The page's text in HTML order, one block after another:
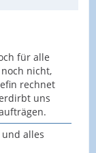
für alle
noch nicht,
rechnet
uns
alles